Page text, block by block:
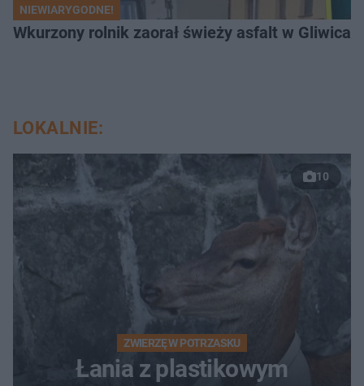
NIEWIARYGODNE!
Wkurzony rolnik zaorał świeży asfalt w
LOKALNIE:
10
ZWIERZĘ W POTRZASKU
Łania z plastikowym